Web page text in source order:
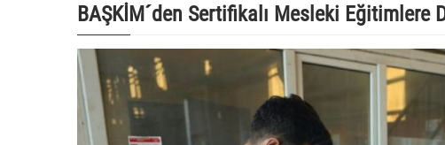
BAŞKİM´den Sertifikalı Mesleki Eğitimlere